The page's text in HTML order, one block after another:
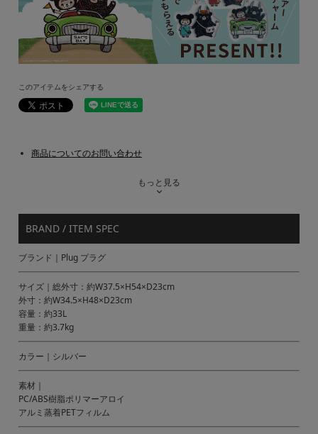
このアイテムをシェアする
商品についてのお問い合わせ
もっと見る
BRAND / ITEM SPEC
ブランド｜Plug プラグ
サイズ｜総外寸：約W37.5×H54×D23cm
外寸：約W34.5×H48×D23cm
容量：約33L
重量：約3.7kg
カラー｜シルバー
素材｜
PC/ABS樹脂ポリマーアロイ
アルミ蒸着PETフィルム